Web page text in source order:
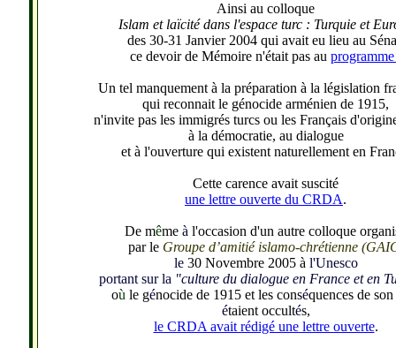
Ainsi au colloque
Islam et laïcité dans l'espace turc : Turquie et
des 30-31 Janvier 2004 qui avait eu lieu au
ce devoir de Mémoire n'était pas au
Un tel manquement à la préparation à la législation
qui reconnait le génocide arménien de 1915,
n'invite pas les immigrés turcs ou les Français
à la démocratie, au dialogue
et à l'ouverture qui existent naturellement en
Cette carence avait suscité
une lettre ouverte du CRDA.
De même à l'occasion d'un autre colloque
par le Groupe d’amitié islamo-chrétienne
le 30 Novembre 2005 à l'Unesco
portant sur la "culture du dialogue en France et en
où le génocide de 1915 et les conséquences de son
étaient occultés,
le CRDA avait rédigé une lettre ouverte.